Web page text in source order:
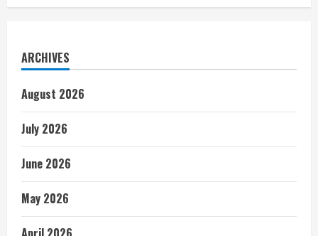
ARCHIVES
August 2026
July 2026
June 2026
May 2026